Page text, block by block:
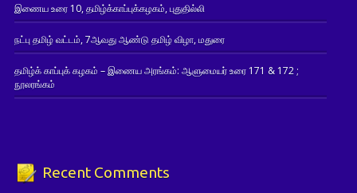
இணைய உரை 10, தமிழ்க்காப்புக்கழகம், புதுதில்லி
நட்பு தமிழ் வட்டம், 7ஆவது ஆண்டு தமிழ் விழா, மதுரை
தமிழ்க் காப்புக் கழகம் – இணைய அரங்கம்: ஆளுமையர் உரை 171 & 172 ;
நூலரங்கம்
Recent Comments